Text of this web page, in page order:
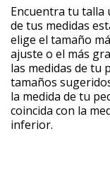
Encuentra tu talla
de tus medidas
elige el tamaño
ajuste o el más
las medidas de tu
tamaños
la medida de tu
coincida con la
inferior.